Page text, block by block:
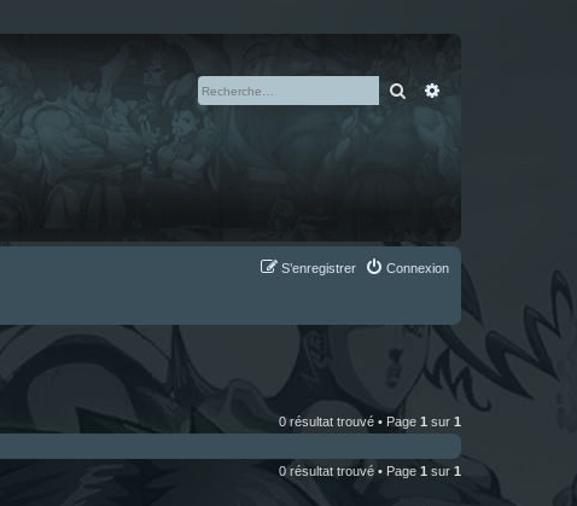
Rechercher
Connexion
S’enregistrer
0 résultat trouvé • Page 1 sur 1
0 résultat trouvé • Page 1 sur 1